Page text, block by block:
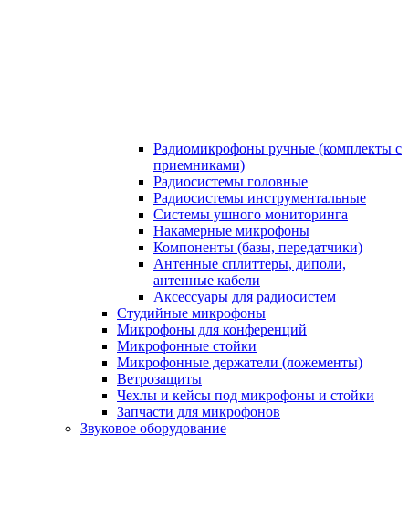
Радиомикрофоны ручные (комплекты с
приемниками)
Радиосистемы головные
Радиосистемы инструментальные
Системы ушного мониторинга
Накамерные микрофоны
Компоненты (базы, передатчики)
Антенные сплиттеры, диполи,
антенные кабели
Аксесcуары для радиосистем
Студийные микрофоны
Микрофоны для конференций
Микрофонные стойки
Микрофонные держатели (ложементы)
Ветрозащиты
Чехлы и кейсы под микрофоны и стойки
Запчасти для микрофонов
Звуковое оборудование